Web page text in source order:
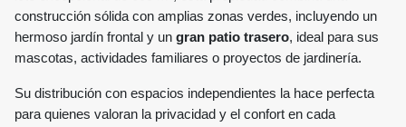
construcción sólida con amplias zonas verdes, incluyendo un
hermoso jardín frontal y un gran patio trasero, ideal para sus
mascotas, actividades familiares o proyectos de jardinería.
Su distribución con espacios independientes la hace perfecta
para quienes valoran la privacidad y el confort en cada